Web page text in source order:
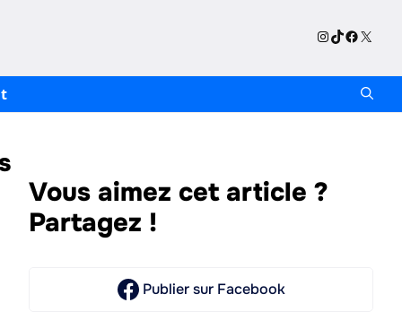
Instagram
TikTok
X
Vous aimez cet article ?
Partagez !
Publiersur Facebook